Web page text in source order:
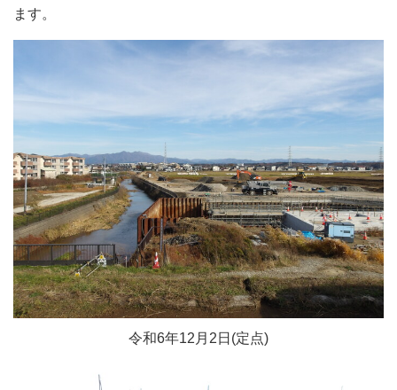
ます。
令和6年12月2日(定点)